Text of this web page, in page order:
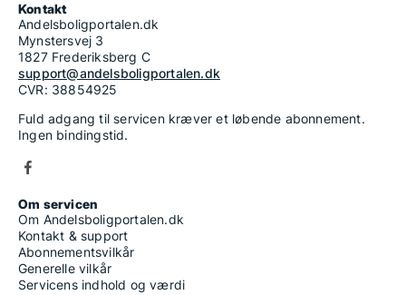
Kontakt
Andelsboligportalen.dk
Mynstersvej 3
1827 Frederiksberg C
support@andelsboligportalen.dk
CVR: 38854925
Fuld adgang til servicen kræver et løbende abonnement.
Ingen bindingstid.
Om servicen
Om Andelsboligportalen.dk
Kontakt & support
Abonnementsvilkår
Generelle vilkår
Servicens indhold og værdi